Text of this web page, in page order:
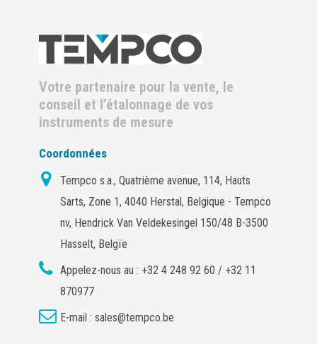
Votre partenaire pour la vente, le
conseil et l’étalonnage de vos
instruments de mesure
Coordonnées
Tempco s.a., Quatrième avenue, 114, Hauts
Sarts, Zone 1, 4040 Herstal, Belgique - Tempco
nv, Hendrick Van Veldekesingel 150/48 B-3500
Hasselt, Belgïe
Appelez-nous au : +32 4 248 92 60 / +32 11
870977
E-mail : sales@tempco.be